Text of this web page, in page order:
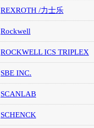
REXROTH /力士乐
Rockwell
ROCKWELL ICS TRIPLEX
SBE INC.
SCANLAB
SCHENCK